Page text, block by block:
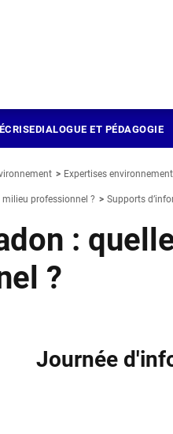
CRISEDIALOGUE ET PÉDAGOGIE
Expertises
professionnel ? Supports
:
?
Journée